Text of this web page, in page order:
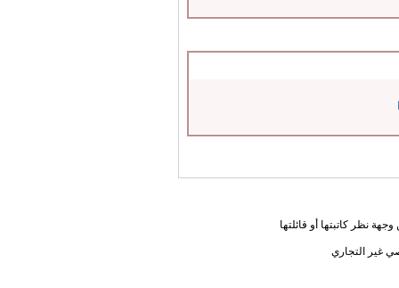
نظر كاتبتها أو قائلتها
غير التجاري